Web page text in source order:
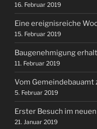
16. Februar 2019
Eine ereignisreiche
15. Februar 2019
Baugenehmigung
11. Februar 2019
Vom Gemeindebauamt
5. Februar 2019
Erster Besuch im neuen
21. Januar 2019